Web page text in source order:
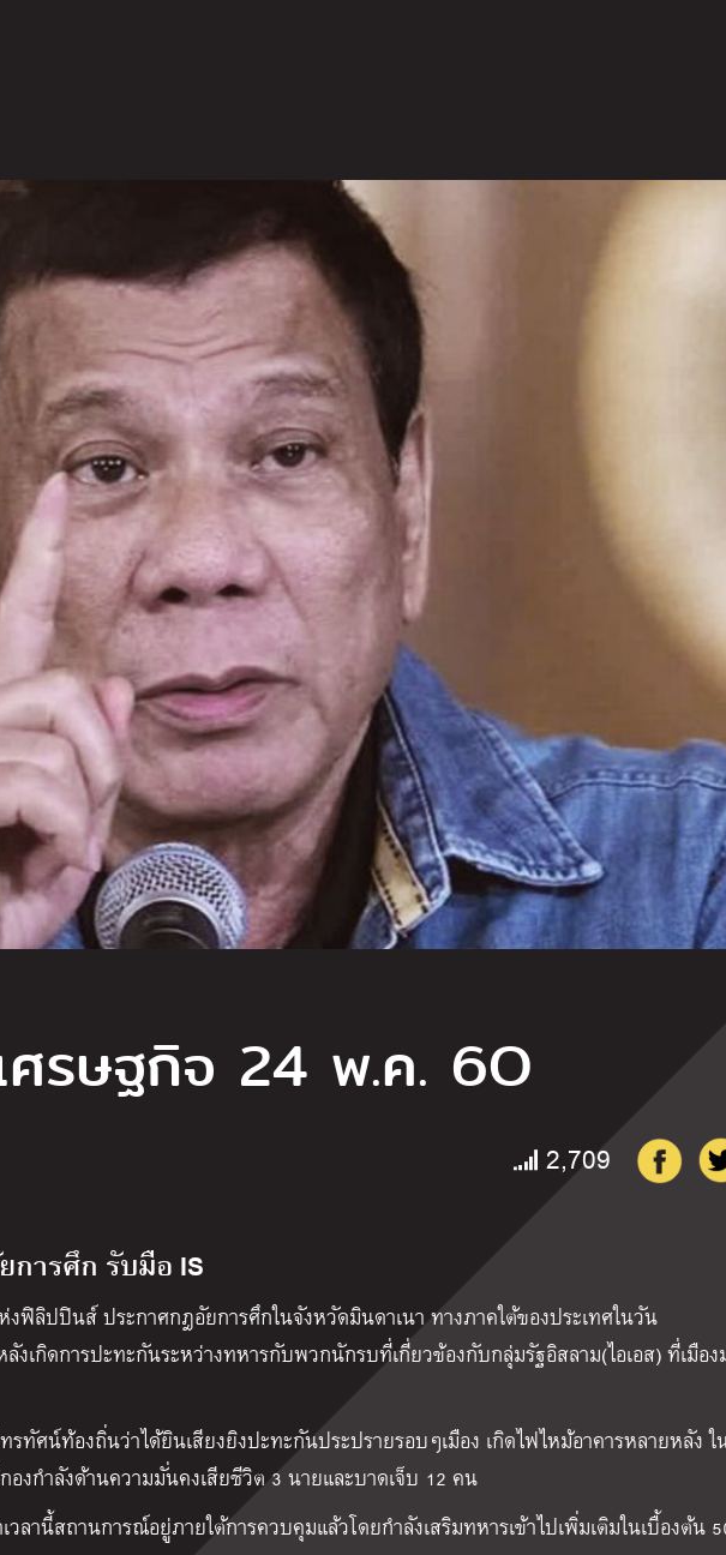
ศรษฐกิจ 24 พ.ค. 6O
2,709
ารศึก รับมือ IS
งฟิลิปปินส์ ประกาศกฎอัยการศึกในจังหวัดมินดาเนา ทางภาคใต้ของประเทศในวัน
งเกิดการปะทะกันระหว่างทหารกับพวกนักรบที่เกี่ยวข้องกับกลุ่มรัฐอิสลาม(ไอเอส) ที่เมือง
ทัศน์ท้องถิ่นว่าได้ยินเสียงยิงปะทะกันประปรายรอบๆเมือง เกิดไฟไหม้อาคารหลายหลัง ใ
งกำลังด้านความมั่นคงเสียชีวิต 3 นายและบาดเจ็บ 12 คน
ลานี้สถานการณ์อยู่ภายใต้การควบคุมแล้วโดยกำลังเสริมทหารเข้าไปเพิ่มเติมในเบื้องต้น